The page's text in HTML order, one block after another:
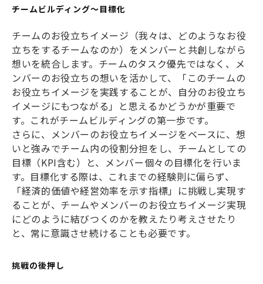
チームビルディング～目標化
チームのお役立ちイメージ（我々は、どのようなお役
立ちをするチームなのか）をメンバーと共創しながら
想いを統合します。チームのタスク優先ではなく、メ
ンバーのお役立ちの想いを活かして、「このチームの
お役立ちイメージを実践することが、自分のお役立ち
イメージにもつながる」と思えるかどうかが重要で
す。これがチームビルディングの第一歩です。
さらに、メンバーのお役立ちイメージをベースに、想
いと強みでチーム内の役割分担をし、チームとしての
目標（KPI含む）と、メンバー個々の目標化を行いま
す。目標化する際は、これまでの経験則に偏らず、
「経済的価値や経営効率を示す指標」に挑戦し実現す
ることが、チームやメンバーのお役立ちイメージ実現
にどのように結びつくのかを教えたり考えさせたり
と、常に意識させ続けることも必要です。
挑戦の後押し